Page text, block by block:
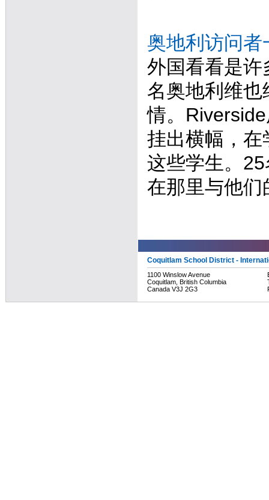
奥地利访问
外国看看是
名奥地利维
情。
挂出横幅，在
这些学生。
在那里与他
Coquitlam School District -
1100 Winslow Avenue
Coquitlam, British Columbia
Canada V3J 2G3